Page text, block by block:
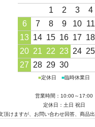
1
2 3 4
6
7 8 9 10 11
13 14 15 16 17 18
20 21 22 23 24 25
27 28 29 30
■定休日 ■臨時休業日
営業時間：10:00～17:00
定休日：土日 祝日
頂けますが、お問い合わせ回答、商品